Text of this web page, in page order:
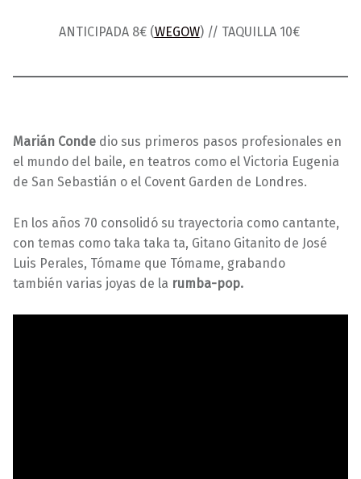
ANTICIPADA 8€ (WEGOW) // TAQUILLA 10€
Marián Conde dio sus primeros pasos profesionales en
el mundo del baile, en teatros como el Victoria Eugenia
de San Sebastián o el Covent Garden de Londres.
En los años 70 consolidó su trayectoria como cantante,
con temas como taka taka ta, Gitano Gitanito de José
Luis Perales, Tómame que Tómame, grabando
también varias joyas de la rumba-pop.